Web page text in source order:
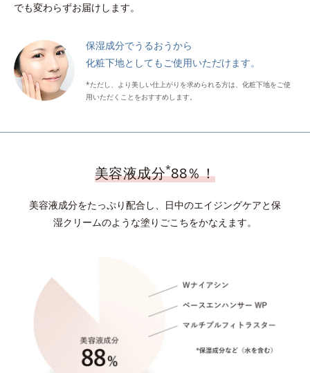
でも変わらずお届けします。
保湿成分でうるおうから
化粧下地としてもご使用いただけます。
*ただし、より美しい仕上がりを求められる方は、化粧下地をご使
用いただくことをおすすめします。
美容液成分*88％！
美容液成分をたっぷり配合し、日中のエイジングケアと保
湿クリームのような塗りごこちをかなえます。